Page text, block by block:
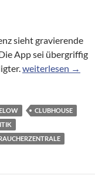
sieht gravierende
App sei übergriffig
Social-Media-
weiterlesen →
CLUBHOUSE